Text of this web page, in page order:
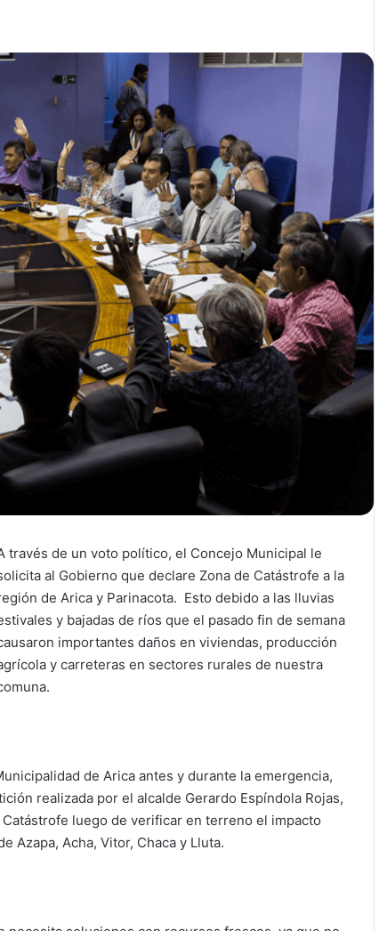
través de un voto político, el Concejo Municipal le
al Gobierno que declare Zona de Catástrofe a la
de Arica y Parinacota. Esto debido a las lluvias
y bajadas de ríos que el pasado fin de semana
importantes daños en viviendas, producción
y carreteras en sectores rurales de nuestra
de Arica antes y durante la emergencia,
realizada por el alcalde Gerardo Espíndola Rojas,
luego de verificar en terreno el impacto
Azapa, Acha, Vitor, Chaca y Lluta.